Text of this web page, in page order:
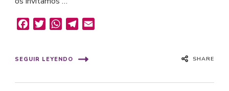
FacebookTwitterWhatsAppTelegram
SEGUIR LEYENDO SHARE